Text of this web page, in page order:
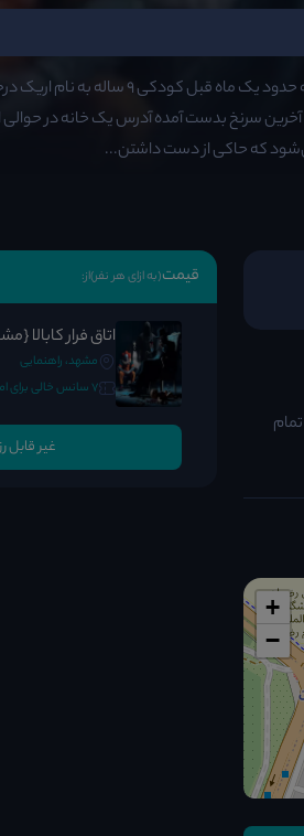
۱۳ نوامبر ۲۰۲۱، استانبول، ترکیه. گزارشات پلیس محلی حاکی
سرنخ بدست آمده آدرس یک خانه در
که حاکی از دست داشتن...
+
−
قیمت(به ازای هر نفر)از:
اتاق فرار کابالا
مشهد، راهنمایی
7 سانس خالی برای امروز
غیر قابل